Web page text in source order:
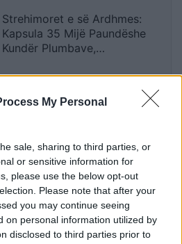
My Personal
sale, sharing to third parties, or
or sensitive information for
please use the below opt-out
Please note that after your
you may continue seeing
on personal information utilized by
disclosed to third parties prior to
Strehimoret e së Ardhmes:
Kapsula 35 Mijë Paundëshe
Kundër Plumbave,
Natyrore
Apple hedh në gjyq OpenAI-n